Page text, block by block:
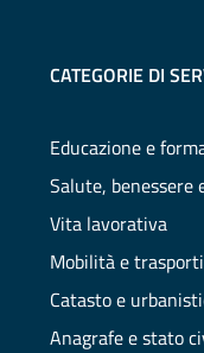
CATEGORIE DI
Educazione e
Salute, benessere
Vita lavorativa
Mobilità e trasporti
Catasto e
Anagrafe e stato